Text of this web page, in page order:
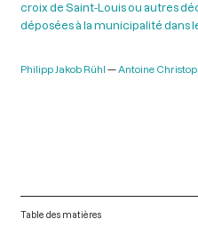
croix de Saint-Louis ou autres
déposées à la municipalité dans
Philipp Jakob Rühl Antoine
Table des matières